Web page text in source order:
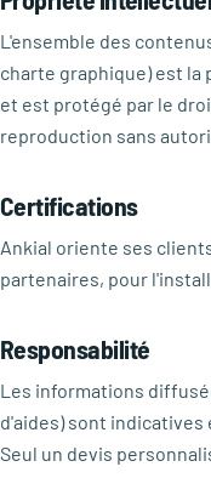
L'ensemble des
charte graphique) est la
et est protégé par le
reproduction sans
Certifications
Ankial oriente ses
partenaires, pour
Responsabilité
Les informations
d'aides) sont indicatives
Seul un devis